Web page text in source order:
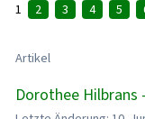
1 2 3 4 5
Artikel
Dorothee Hilbrans